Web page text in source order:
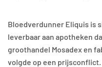
Bloedverdunner Eliquis is
leverbaar aan apotheken
groothandel Mosadex en
volgde op een